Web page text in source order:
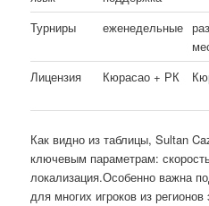
Турниры еженедельные
Лицензия
Кюрасао + РК
Как видно из таблицы, Sultan
ключевым параметрам:
локализация.Особенно важна
для многих игроков из